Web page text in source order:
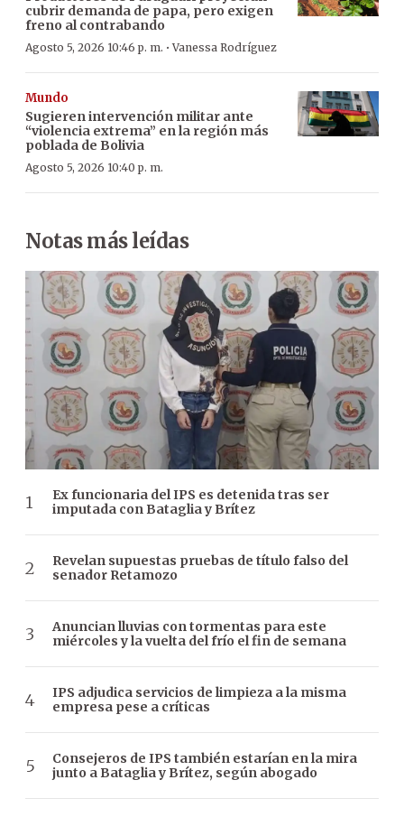
cubrir demanda de papa, pero exigen
freno al contrabando
Agosto 5, 2026 10:46 p. m. ·Vanessa Rodríguez
Mundo
Sugieren intervención militar ante
“violencia extrema” en la región más
poblada de Bolivia
Agosto 5, 2026 10:40 p. m.
Notas más leídas
Ex funcionaria del IPS es detenida tras ser
imputada con Bataglia y Brítez
Revelan supuestas pruebas de título falso del
senador Retamozo
Anuncian lluvias con tormentas para este
miércoles y la vuelta del frío el fin de semana
IPS adjudica servicios de limpieza a la misma
empresa pese a críticas
Consejeros de IPS también estarían en la mira
junto a Bataglia y Brítez, según abogado